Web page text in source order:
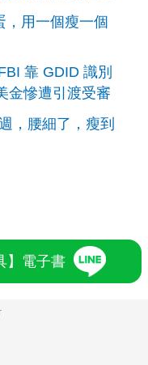
，用一個瘦一個
靠 GDID 識別
金慘遭引渡受審
，腰細了，瘦到
】電子書